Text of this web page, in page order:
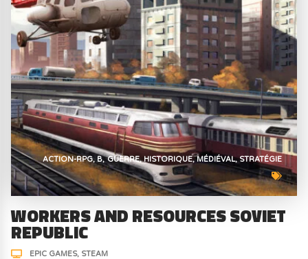
ACTION-RPG B GUERRE HISTORIQUE MÉDIÉVAL STRATÉGIE
WORKERS AND RESOURCES SOVIET
REPUBLIC
EPIC GAMES STEAM